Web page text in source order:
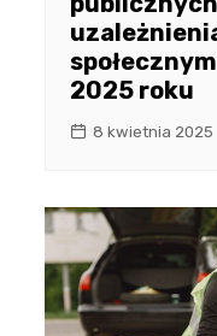
2025 roku
8 kwietnia 2025